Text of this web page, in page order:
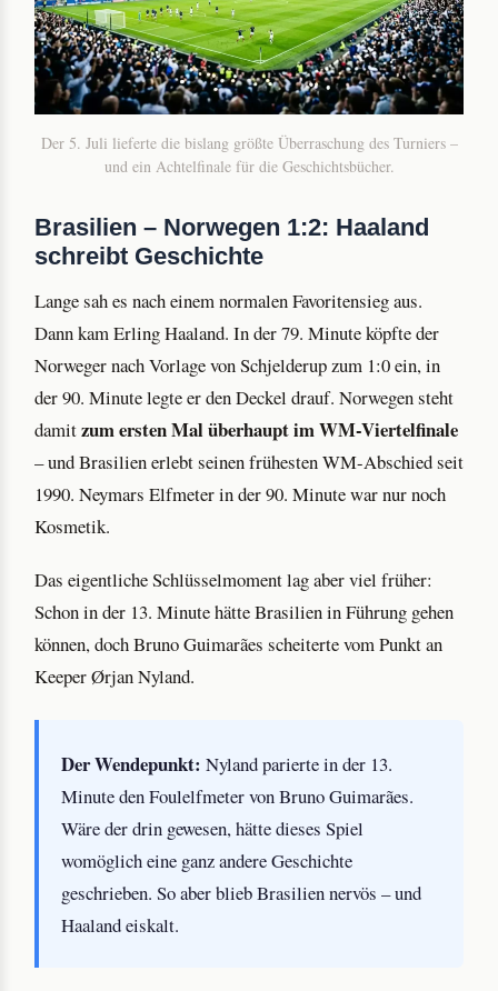
Der 5. Juli lieferte die bislang größte Überraschung des Turniers –
und ein Achtelfinale für die Geschichtsbücher.
Brasilien – Norwegen 1:2: Haaland
schreibt Geschichte
Lange sah es nach einem normalen Favoritensieg aus.
Dann kam Erling Haaland. In der 79. Minute köpfte der
Norweger nach Vorlage von Schjelderup zum 1:0 ein, in
der 90. Minute legte er den Deckel drauf. Norwegen steht
damitzum ersten Mal überhaupt im WM-Viertelfinale
– und Brasilien erlebt seinen frühesten WM-Abschied seit
1990. Neymars Elfmeter in der 90. Minute war nur noch
Kosmetik.
Das eigentliche Schlüsselmoment lag aber viel früher:
Schon in der 13. Minute hätte Brasilien in Führung gehen
können, doch Bruno Guimarães scheiterte vom Punkt an
Keeper Ørjan Nyland.
Der Wendepunkt: Nyland parierte in der 13.
Minute den Foulelfmeter von Bruno Guimarães.
Wäre der drin gewesen, hätte dieses Spiel
womöglich eine ganz andere Geschichte
geschrieben. So aber blieb Brasilien nervös – und
Haaland eiskalt.